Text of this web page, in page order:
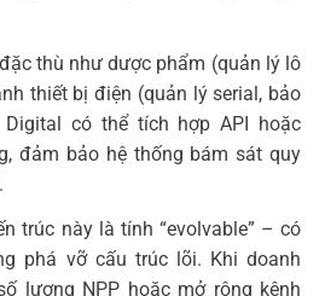
thù như dược phẩm (quản lý lô
thiết bị điện (quản lý serial, bảo
có thể tích hợp API hoặc
đảm bảo hệ thống bám sát quy
trúc này là tính “evolvable” – có
phá vỡ cấu trúc lõi. Khi doanh
lượng NPP hoặc mở rộng kênh